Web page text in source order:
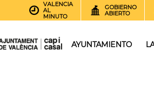
VALENCIA
AL
MINUTO
GOBIERNO
ABIERTO
AYUNTAMIENTO